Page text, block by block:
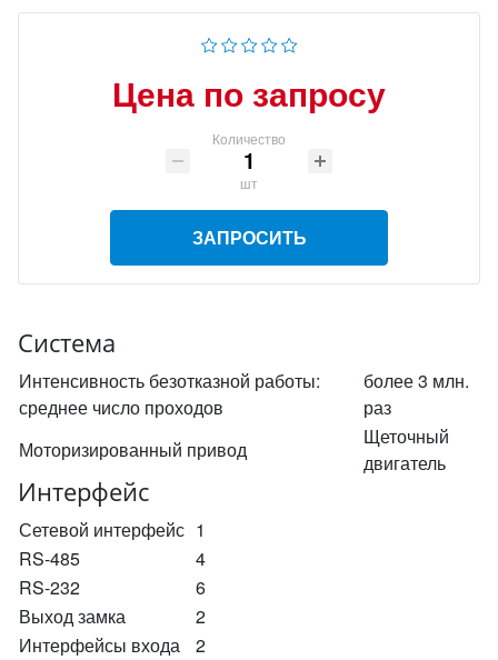
Цена по запросу
Количество
шт
ЗАПРОСИТЬ
Система
Интенсивность безотказной работы:
среднее число проходов
более 3 млн.
раз
Моторизированный привод
Щеточный
двигатель
Интерфейс
Сетевой интерфейс 1
RS-485
4
RS-232
6
Выход замка
2
Интерфейсы входа
2